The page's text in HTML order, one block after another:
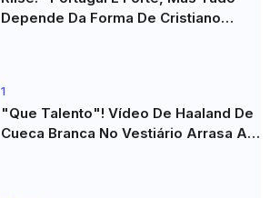
Depende Da Forma De Cristiano
1
"Que Talento"! Vídeo De Haaland De
Cueca Branca No Vestiário Arrasa A